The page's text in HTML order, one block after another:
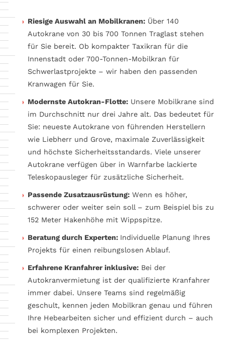
Riesige Auswahl an Mobilkranen: Über 140
Autokrane von 30 bis 700 Tonnen Traglast stehen
für Sie bereit. Ob kompakter Taxikran für die
Innenstadt oder 700-Tonnen-Mobilkran für
Schwerlastprojekte – wir haben den passenden
Kranwagen für Sie.
Modernste Autokran-Flotte: Unsere Mobilkrane sind
im Durchschnitt nur drei Jahre alt. Das bedeutet für
Sie: neueste Autokrane von führenden Herstellern
wie Liebherr und Grove, maximale Zuverlässigkeit
und höchste Sicherheitsstandards. Viele unserer
Autokrane verfügen über in Warnfarbe lackierte
Teleskopausleger für zusätzliche Sicherheit.
Passende Zusatzausrüstung: Wenn es höher,
schwerer oder weiter sein soll – zum Beispiel bis zu
152 Meter Hakenhöhe mit Wippspitze.
Beratung durch Experten: Individuelle Planung Ihres
Projekts für einen reibungslosen Ablauf.
Erfahrene Kranfahrer inklusive: Bei der
Autokranvermietung ist der qualifizierte Kranfahrer
immer dabei. Unsere Teams sind regelmäßig
geschult, kennen jeden Mobilkran genau und führen
Ihre Hebearbeiten sicher und effizient durch – auch
bei komplexen Projekten.